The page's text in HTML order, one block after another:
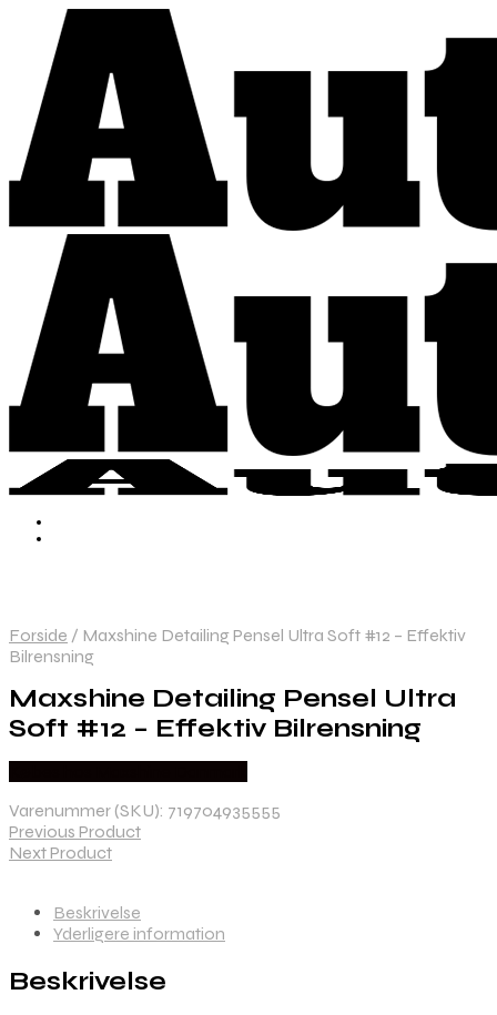
Forside / Maxshine Detailing Pensel Ultra Soft #12 – Effektiv
Bilrensning
Maxshine Detailing Pensel Ultra
Soft #12 – Effektiv Bilrensning
Varenummer (SKU): 719704935555
Previous Product
Next Product
Beskrivelse
Yderligere information
Beskrivelse